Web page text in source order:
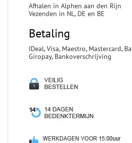
Afhalen in Alphen aan den Rijn
Vezenden in NL, DE en BE
Betaling
IDeal, Visa, Maestro, Mastercard,
Giropay, Bankoverschrijving